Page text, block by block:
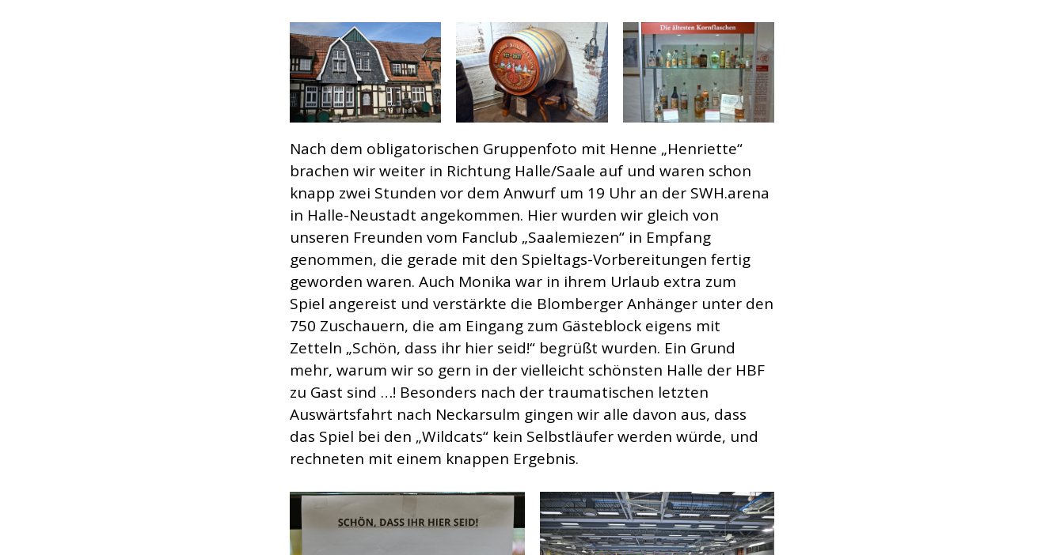
Nach dem obligatorischen Gruppenfoto mit Henne „Henriette“
brachen wir weiter in Richtung Halle/Saale auf und waren schon
knapp zwei Stunden vor dem Anwurf um 19 Uhr an der SWH.arena
in Halle-Neustadt angekommen. Hier wurden wir gleich von
unseren Freunden vom Fanclub „Saalemiezen“ in Empfang
genommen, die gerade mit den Spieltags-Vorbereitungen fertig
geworden waren. Auch Monika war in ihrem Urlaub extra zum
Spiel angereist und verstärkte die Blomberger Anhänger unter den
750 Zuschauern, die am Eingang zum Gästeblock eigens mit
Zetteln „Schön, dass ihr hier seid!“ begrüßt wurden. Ein Grund
mehr, warum wir so gern in der vielleicht schönsten Halle der HBF
zu Gast sind …! Besonders nach der traumatischen letzten
Auswärtsfahrt nach Neckarsulm gingen wir alle davon aus, dass
das Spiel bei den „Wildcats“ kein Selbstläufer werden würde, und
rechneten mit einem knappen Ergebnis.